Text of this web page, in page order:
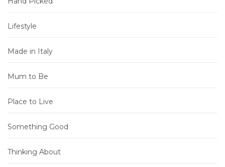
Lifestyle
Made in Italy
Mum to Be
Place to Live
Something Good
Thinking About